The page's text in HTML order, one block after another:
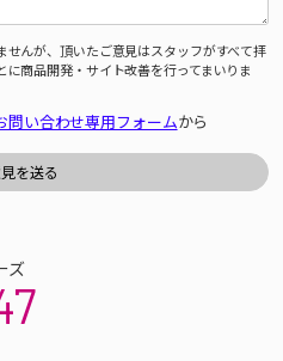
せんが、頂いたご意見はスタッフがすべて拝
商品開発・サイト改善を行ってまいりま
問い合わせ専用フォームから
ズ